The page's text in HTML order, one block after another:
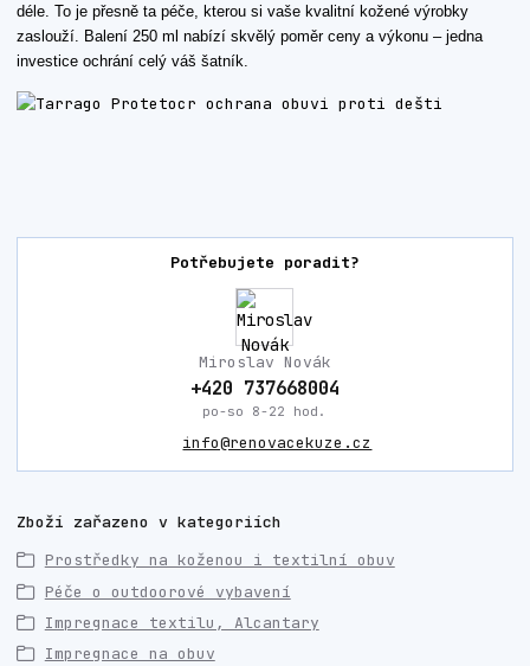
déle. To je přesně ta péče, kterou si vaše kvalitní kožené výrobky
zaslouží. Balení 250 ml nabízí skvělý poměr ceny a výkonu – jedna
investice ochrání celý váš šatník.
Potřebujete poradit?
Miroslav Novák
+420 737668004
po-so 8-22 hod.
info@renovacekuze.cz
Zboží zařazeno v kategoriích
Prostředky na koženou i textilní obuv
Péče o outdoorové vybavení
Impregnace textilu, Alcantary
Impregnace na obuv